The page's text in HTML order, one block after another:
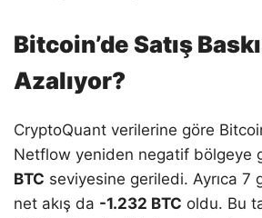
Bitcoin’de Satış
Azalıyor?
CryptoQuant verilerine göre
Netflow yeniden negatif bölgeye
BTC seviyesine geriledi. Ayrıca 7
net akış da -1.232 BTC oldu. Bu